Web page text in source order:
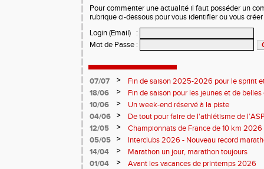
Pour commenter une actualité il faut posséder un
rubrique ci-dessous pour vous identifier ou vous
Login (Email)
:
Mot de Passe :
07/07 >
Fin de saison 2025-2026 pour le sprint
18/06
>
Fin de saison pour les jeunes et de
10/06
>
Un week-end réservé à la piste
04/06
>
De tout pour faire de l'athlétisme de
monde souriant
12/05 >
Championnats de France de 10 km
Soirées piste
05/05 >
Interclubs 2026 - Nouveau record
résultats
14/04 >
Marathon un jour, marathon toujours
01/04
>
Avant les vacances de printemps 2026